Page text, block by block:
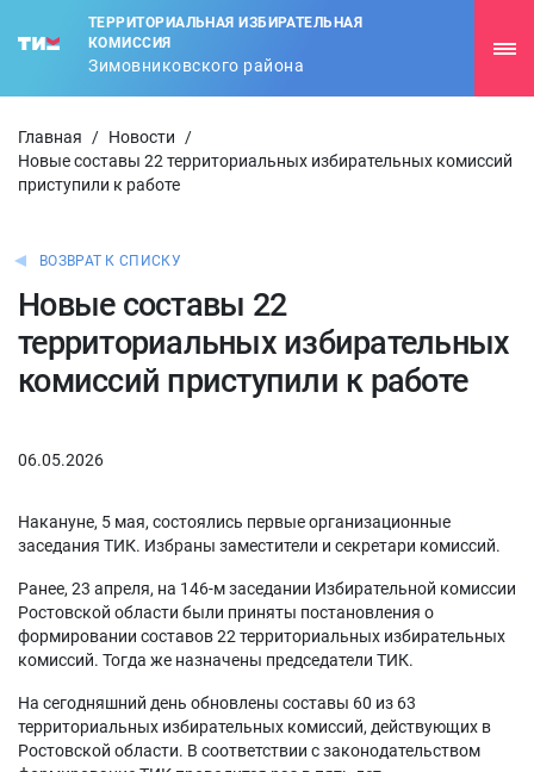
ТЕРРИТОРИАЛЬНАЯ ИЗБИРАТЕЛЬНАЯ
КОМИССИЯ
Зимовниковского района
Главная / Новости
/
Новые составы 22 территориальных избирательных комиссий
приступили к работе
ВОЗВРАТ К СПИСКУ
Новые составы 22
территориальных избирательных
комиссий приступили к работе
06.05.2026
Накануне, 5 мая, состоялись первые организационные
заседания ТИК. Избраны заместители и секретари комиссий.
Ранее, 23 апреля, на 146-м заседании Избирательной комиссии
Ростовской области были приняты постановления о
формировании составов 22 территориальных избирательных
комиссий. Тогда же назначены председатели ТИК.
На сегодняшний день обновлены составы 60 из 63
территориальных избирательных комиссий, действующих в
Ростовской области. В соответствии с законодательством